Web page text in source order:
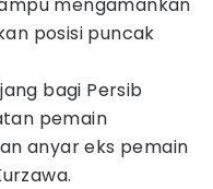
posisi puncak
bagi Persib
pemain
anyar eks pemain